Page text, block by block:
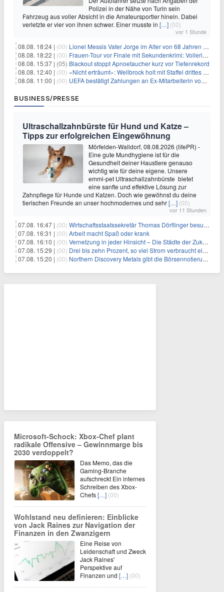
Polizei in der Nähe von Turin sein
Fahrzeug aus voller Absicht in die Amateursportler hinein. Dabei
verletzte er vier von ihnen schwer. Einer musste in […] (00)
vor 1 Stunde
08.08. 18:24 | (00) Lionel Messis Vater Jorge im Alter von 68 Jahren gestorben
08.08. 18:22 | (00) Frauen-Tour vor Finale mit Sekundenkrimi: Vollering in Gelb
08.08. 15:37 | (05) Blackout stoppt Apnoetaucher kurz vor Tiefenrekord
08.08. 12:40 | (00) «Nicht erträumt»: Wellbrock holt mit Staffel drittes EM-Gold
08.08. 11:00 | (00) UEFA bestätigt Zahlungen an Ex-Mitarbeiterin von Infantino
BUSINESS/PRESSE
Ultraschallzahnbürste für Hund und Katze –
Tipps zur erfolgreichen Eingewöhnung
Mörfelden-Walldorf, 08.08.2026 (lifePR) -
Eine gute Mundhygiene ist für die
Gesundheit deiner Haustiere genauso
wichtig wie für deine eigene. Unsere
emmi-pet Ultraschallzahnbürste bietet
eine sanfte und effektive Lösung zur
Zahnpflege für Hunde und Katzen. Doch wie gewöhnst du deine
tierischen Freunde an unser hochmodernes und sehr[…] (00)
vor 11 Stunden
07.08. 16:47 | (00) Wirtschaftsstaatssekretär Thomas Dörflinger besucht Handwerksbetrieb im Kammerbezirk Freiburg
07.08. 16:31 | (00) Arbeit macht Spaß oder krank
07.08. 16:10 | (00) Vernetzung in jeder Hinsicht – Die Städte der Zukunft sind grün-blau
07.08. 15:29 | (00) Drei bis zehn Prozent, so viel Strom verbraucht ein Aufzug im Gebäude
07.08. 15:20 | (00) Northern Discovery Metals gibt die Börsennotierung an der Frankfurter Wertpapierbörse bekannt
Microsoft-Schock: Xbox-Chef plant
radikale Offensive – Gewinnmarge bis
2030 verdoppelt?
Das Memo, das die
Gaming-Branche
aufschreckt Ein internes
Schreiben des Xbox-
Chefs[…] (00)
Wohlstand neu definieren: Einblicke
von Jack Raines zur Navigation der
Finanzen in den Zwanzigern
Eine Reise von
Leidenschaft und Zweck
Jack Raines'
Perspektive auf
Finanzen und […] (00)